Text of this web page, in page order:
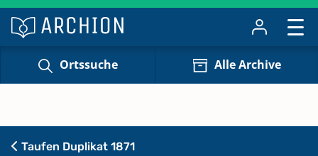
Ortssuche Alle Archive
Taufen Duplikat 1871